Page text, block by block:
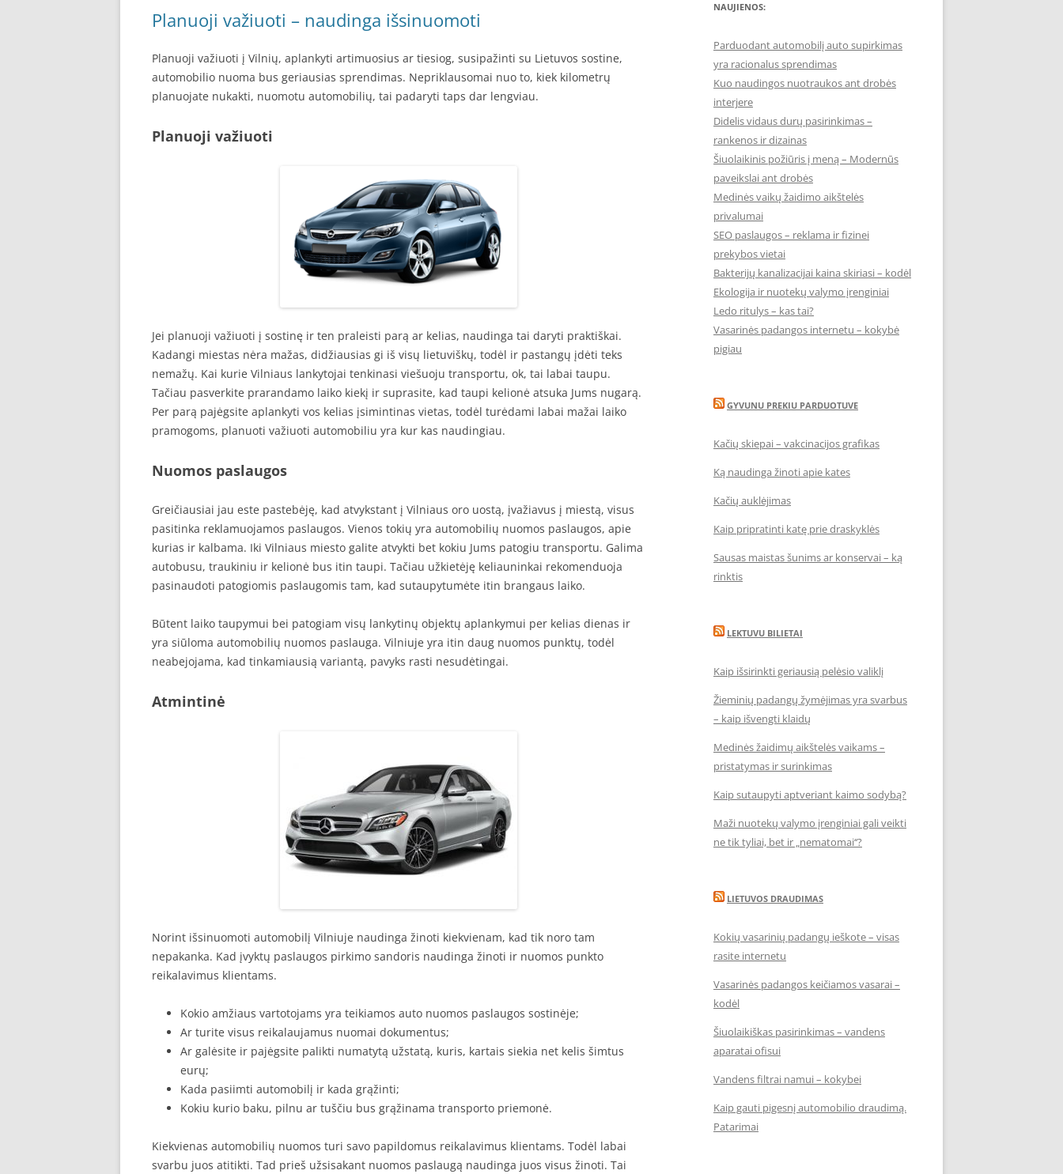
Planuoji važiuoti – naudinga išsinuomoti
Planuoji važiuoti į Vilnių, aplankyti artimuosius ar tiesiog, susipažinti su Lietuvos sostine,
automobilio nuoma bus geriausias sprendimas. Nepriklausomai nuo to, kiek kilometrų
planuojate nukakti, nuomotu automobilių, tai padaryti taps dar lengviau.
Planuoji važiuoti
Jei planuoji važiuoti į sostinę ir ten praleisti parą ar kelias, naudinga tai daryti praktiškai.
Kadangi miestas nėra mažas, didžiausias gi iš visų lietuviškų, todėl ir pastangų įdėti teks
nemažų. Kai kurie Vilniaus lankytojai tenkinasi viešuoju transportu, ok, tai labai taupu.
Tačiau pasverkite prarandamo laiko kiekį ir suprasite, kad taupi kelionė atsuka Jums nugarą.
Per parą pajėgsite aplankyti vos kelias įsimintinas vietas, todėl turėdami labai mažai laiko
pramogoms, planuoti važiuoti automobiliu yra kur kas naudingiau.
Nuomos paslaugos
Greičiausiai jau este pastebėję, kad atvykstant į Vilniaus oro uostą, įvažiavus į miestą, visus
pasitinka reklamuojamos paslaugos. Vienos tokių yra automobilių nuomos paslaugos, apie
kurias ir kalbama. Iki Vilniaus miesto galite atvykti bet kokiu Jums patogiu transportu. Galima
autobusu, traukiniu ir kelionė bus itin taupi. Tačiau užkietėję keliauninkai rekomenduoja
pasinaudoti patogiomis paslaugomis tam, kad sutaupytumėte itin brangaus laiko.
Būtent laiko taupymui bei patogiam visų lankytinų objektų aplankymui per kelias dienas ir
yra siūloma automobilių nuomos paslauga. Vilniuje yra itin daug nuomos punktų, todėl
neabejojama, kad tinkamiausią variantą, pavyks rasti nesudėtingai.
Atmintinė
Norint išsinuomoti automobilį Vilniuje naudinga žinoti kiekvienam, kad tik noro tam
nepakanka. Kad įvyktų paslaugos pirkimo sandoris naudinga žinoti ir nuomos punkto
reikalavimus klientams.
Kokio amžiaus vartotojams yra teikiamos auto nuomos paslaugos sostinėje;
Ar turite visus reikalaujamus nuomai dokumentus;
Ar galėsite ir pajėgsite palikti numatytą užstatą, kuris, kartais siekia net kelis šimtus
eurų;
Kada pasiimti automobilį ir kada grąžinti;
Kokiu kurio baku, pilnu ar tuščiu bus grąžinama transporto priemonė.
Kiekvienas automobilių nuomos turi savo papildomus reikalavimus klientams. Todėl labai
svarbu juos atitikti. Tad prieš užsisakant nuomos paslaugą naudinga juos visus žinoti. Tai
NAUJIENOS:
Parduodant automobilį auto supirkimas
yra racionalus sprendimas
Kuo naudingos nuotraukos ant drobės
interjere
Didelis vidaus durų pasirinkimas –
rankenos ir dizainas
Šiuolaikinis požiūris į meną – Modernūs
paveikslai ant drobės
Medinės vaikų žaidimo aikštelės
privalumai
SEO paslaugos – reklama ir fizinei
prekybos vietai
Bakterijų kanalizacijai kaina skiriasi – kodėl
Ekologija ir nuotekų valymo įrenginiai
Ledo ritulys – kas tai?
Vasarinės padangos internetu – kokybė
pigiau
GYVUNU PREKIU PARDUOTUVE
Kačių skiepai – vakcinacijos grafikas
Ką naudinga žinoti apie kates
Kačių auklėjimas
Kaip pripratinti katę prie draskyklės
Sausas maistas šunims ar konservai – ką
rinktis
LEKTUVU BILIETAI
Kaip išsirinkti geriausią pelėsio valiklį
Žieminių padangų žymėjimas yra svarbus
– kaip išvengti klaidų
Medinės žaidimų aikštelės vaikams –
pristatymas ir surinkimas
Kaip sutaupyti aptveriant kaimo sodybą?
Maži nuotekų valymo įrenginiai gali veikti
ne tik tyliai, bet ir „nematomai‘‘?
LIETUVOS DRAUDIMAS
Kokių vasarinių padangų ieškote – visas
rasite internetu
Vasarinės padangos keičiamos vasarai –
kodėl
Šiuolaikiškas pasirinkimas – vandens
aparatai ofisui
Vandens filtrai namui – kokybei
Kaip gauti pigesnį automobilio draudimą.
Patarimai